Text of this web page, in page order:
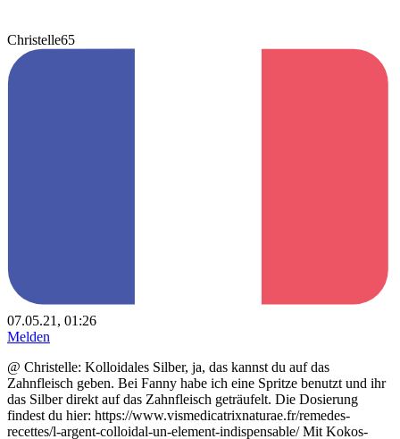
Christelle65
07.05.21, 01:26
Melden
@ Christelle: Kolloidales Silber, ja, das kannst du auf das
Zahnfleisch geben. Bei Fanny habe ich eine Spritze benutzt und ihr
das Silber direkt auf das Zahnfleisch geträufelt. Die Dosierung
findest du hier: https://www.vismedicatrixnaturae.fr/remedes-
recettes/l-argent-colloidal-un-element-indispensable/ Mit Kokos-